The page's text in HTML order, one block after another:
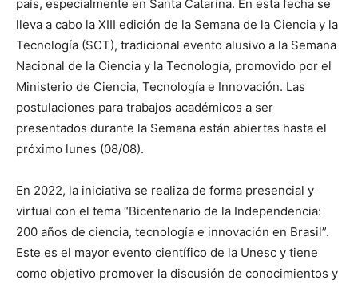
país, especialmente en Santa Catarina. En esta fecha se
lleva a cabo la XIII edición de la Semana de la Ciencia y la
Tecnología (SCT), tradicional evento alusivo a la Semana
Nacional de la Ciencia y la Tecnología, promovido por el
Ministerio de Ciencia, Tecnología e Innovación. Las
postulaciones para trabajos académicos a ser
presentados durante la Semana están abiertas hasta el
próximo lunes (08/08).
En 2022, la iniciativa se realiza de forma presencial y
virtual con el tema “Bicentenario de la Independencia:
200 años de ciencia, tecnología e innovación en Brasil”.
Este es el mayor evento científico de la Unesc y tiene
como objetivo promover la discusión de conocimientos y